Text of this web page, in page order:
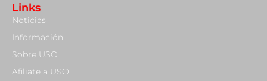
Links
Noticias
Información
Sobre USO
Afiliate a USO